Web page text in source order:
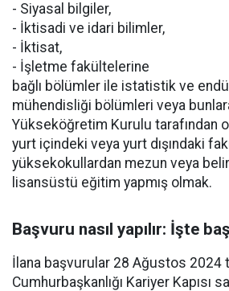
- Siyasal bilgiler,
- İktisadi ve idari bilimler,
- İktisat,
- İşletme fakültelerine
bağlı bölümler ile istatistik ve
mühendisliği bölümleri veya
Yükseköğretim Kurulu tarafından
yurt içindeki veya yurt dışındaki
yüksekokullardan mezun veya
lisansüstü eğitim yapmış olmak.
Başvuru nasıl yapılır: İşte
İlana başvurular 28 Ağustos 2024
Cumhurbaşkanlığı Kariyer Kapısı